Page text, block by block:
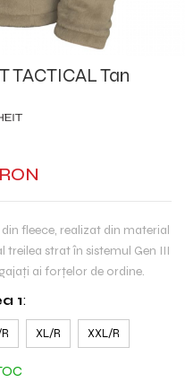
TACTICAL Tan
fleece, realizat din material
strat în sistemul Gen III
ai forțelor de ordine.
1:
XL/R XXL/R